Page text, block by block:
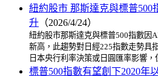
紐約股市 那斯達克與標普500
升 （2026/4/24）
紐約股市那斯達克與標普500指數因
新高，此趨勢對日經225指數走勢具
日本央行利率決策或日圓匯率影響
標普500指數有望創下2020年